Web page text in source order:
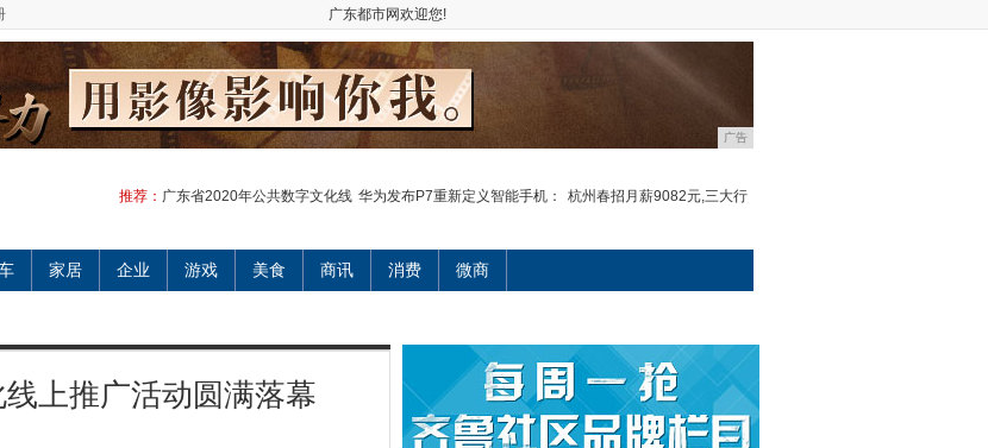
广东都市网欢迎您!
广告
推荐： 广东省2020年公共数字文化线 华为发布P7重新定义智能手机： 杭州春招月薪9082元,三大行
家居 企业 游戏 美食 商讯 消费 微商
上推广活动圆满落幕